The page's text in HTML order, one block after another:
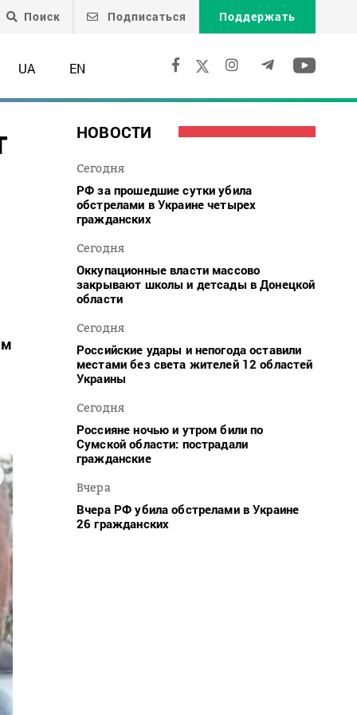
Поиск Подписаться Поддержать
UA EN
НОВОСТИ
Сегодня
РФ за прошедшие сутки убила
обстрелами в Украине четырех
гражданских
Сегодня
Оккупационные власти массово
закрывают школы и детсады в Донецкой
области
Сегодня
Российские удары и непогода оставили
местами без света жителей 12 областей
Украины
Сегодня
Россияне ночью и утром били по
Сумской области: пострадали
гражданские
Вчера
Вчера РФ убила обстрелами в Украине
26 гражданских